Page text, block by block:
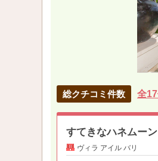
総クチコミ件数 全
すてきなハネムーン
ヴィラ アイル バリ